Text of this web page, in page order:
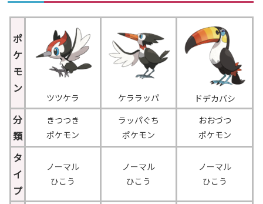
ポ
ケ
モ
ン
ツツケラ ケララッパ ドデカバシ
分
類
きつつき
ポケモン
ラッパぐち
ポケモン
おおづつ
ポケモン
タ
イ
プ
ノーマル
ひこう
ノーマル
ひこう
ノーマル
ひこう